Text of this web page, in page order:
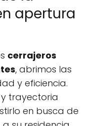
apertura
cerrajeros
, abrimos las
y eficiencia.
trayectoria
en busca de